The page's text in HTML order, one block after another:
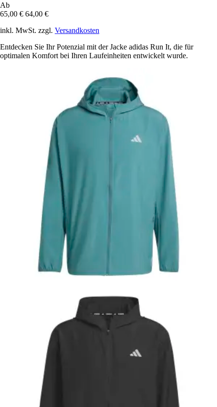
Ab
65,00 € 64,00 €
inkl. MwSt. zzgl. Versandkosten
Entdecken Sie Ihr Potenzial mit der Jacke adidas Run It, die für
optimalen Komfort bei Ihren Laufeinheiten entwickelt wurde.